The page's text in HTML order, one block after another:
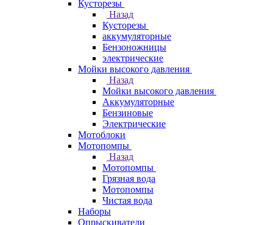
Кусторезы
Назад
Кусторезы
аккумуляторные
Бензоножницы
электрические
Мойки высокого давления
Назад
Мойки высокого давления
Аккумуляторные
Бензиновые
Электрические
Мотоблоки
Мотопомпы
Назад
Мотопомпы
Грязная вода
Мотопомпы
Чистая вода
Наборы
Опрыскиватели